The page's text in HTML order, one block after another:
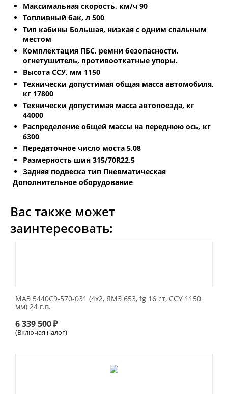
Максимальная скорость, км/ч 90
Топливный бак, л 500
Тип кабины Большая, низкая с одним спальным
местом
Комплектация ПБС, ремни безопасности,
огнетушитель, противооткатные упоры.
Высота ССУ, мм 1150
Технически допустимая общая масса автомобиля,
кг 17800
Технически допустимая масса автопоезда, кг
44000
Распределение общей массы на переднюю ось, кг
6300
Передаточное число моста 5,08
Размерность шин 315/70R22,5
Задняя подвеска тип Пневматическая
Дополнительное оборудование
Вас также может
заинтересовать:
МАЗ 5440С9-570-031 (4х2, ЯМЗ 653, fg 16 ст, ССУ 1150
мм) 24 г.в.
6 339 500₽
(Включая налог)